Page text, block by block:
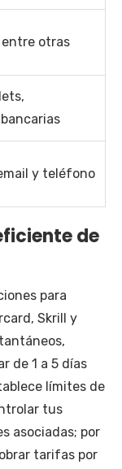
entre otras
y teléfono
de
para
Skrill y
de 1 a 5 días
límites de
tus
asociadas; por
tarifas por